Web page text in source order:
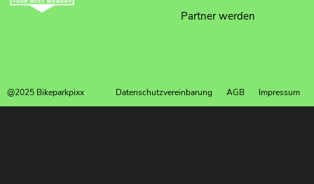
Partner werden
@2025 Bikeparkpixx Datenschutzvereinbarung AGB Impressum